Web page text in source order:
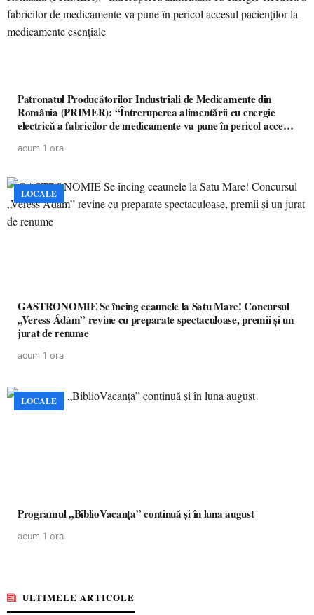
Patronatul Producătorilor Industriali de Medicamente din
România (PRIMER): “Întreruperea alimentării cu energie
electrică a fabricilor de medicamente va pune în pericol accesul
acum 1 ora
LOCALE
GASTRONOMIE Se încing ceaunele la Satu Mare! Concursul
„Veress Ádám” revine cu preparate spectaculoase, premii și un
jurat de renume
acum 1 ora
LOCALE
Programul „BiblioVacanța” continuă și în luna august
acum 1 ora
ULTIMELE ARTICOLE